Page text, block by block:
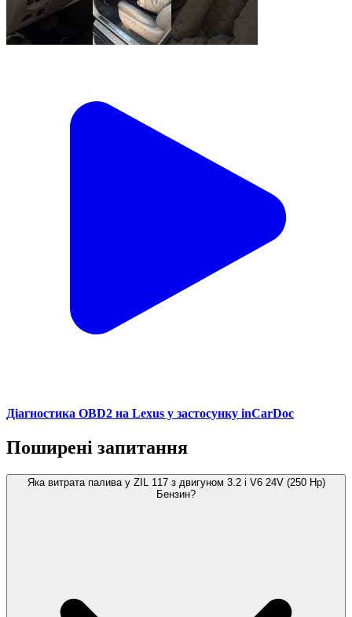
Діагностика OBD2 на Lexus у застосунку inCarDoc
Поширені запитання
Яка витрата палива у ZIL 117 з двигуном 3.2 i V6 24V (250 Hp)
Бензин?